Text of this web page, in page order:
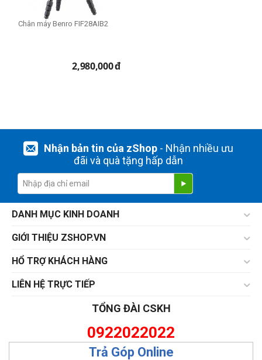
Chân máy Benro FIF28AIB2
2,980,000đ
Nhận bản tin của zShop- Nhận nhiều ưu
đãi và quà tặng hấp dẫn
DANH MỤC KINH DOANH
GIỚI THIỆU ZSHOP.VN
HỔ TRỢ KHÁCH HÀNG
LIÊN HỆ TRỰC TIẾP
TỔNG ĐÀI CSKH
0922022022
Trả Góp Online